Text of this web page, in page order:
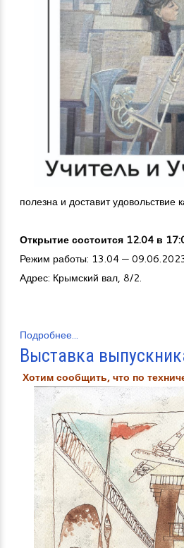
полезна и доставит
Открытие состоится 12.04 в
Режим работы: 13.04 —
Адрес: Крымский вал, 8/2.
Подробнее...
Выставка
Хотим сообщить, что по